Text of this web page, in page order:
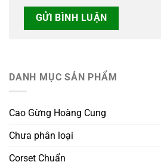
DANH MỤC SẢN PHẨM
Cao Gừng Hoàng Cung
Chưa phân loại
Corset Chuẩn